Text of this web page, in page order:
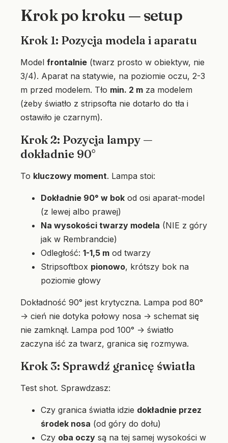
Krok po kroku — setup
Krok 1: Pozycja modela i aparatu
Model frontalnie (twarz prosto w obiektyw, nie
3/4). Aparat na statywie, na poziomie oczu, 2-3
m przed modelem. Tło min. 2 m za modelem
(żeby światło z stripsofta nie dotarło do tła i
ostawiło je czarnym).
Krok 2: Pozycja lampy —
dokładnie 90°
To kluczowy moment. Lampa stoi:
Dokładnie 90° w bok od osi aparat-model
(z lewej albo prawej)
Na wysokości twarzy modela (NIE z góry
jak w Rembrandcie)
Odległość: 1-1,5 m od twarzy
Stripsoftbox pionowo, krótszy bok na
poziomie głowy
Dokładność 90° jest krytyczna. Lampa pod 80°
→ cień nie dotyka połowy nosa → schemat się
nie zamknął. Lampa pod 100° → światło
zaczyna iść za twarz, granica się rozmywa.
Krok 3: Sprawdź granicę światła
Test shot. Sprawdzasz:
Czy granica światła idzie dokładnie przez
środek nosa (od góry do dołu)
Czy oba oczy są na tej samej wysokości w